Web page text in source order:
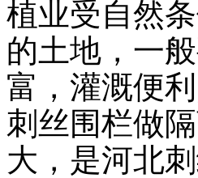
植业受自然
的土地，一
富，灌溉便
刺丝围栏做
大，是河北